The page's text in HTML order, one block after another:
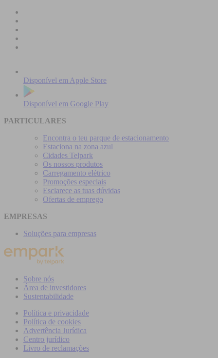
Disponível em Apple Store
Disponível em Google Play
PARTICULARES
Encontra o teu parque de estacionamento
Estaciona na zona azul
Cidades Telpark
Os nossos produtos
Carregamento elétrico
Promoções especiais
Esclarece as tuas dúvidas
Ofertas de emprego
EMPRESAS
Soluções para empresas
Sobre nós
Área de investidores
Sustentabilidade
Política e privacidade
Política de cookies
Advertência Jurídica
Centro jurídico
Livro de reclamações